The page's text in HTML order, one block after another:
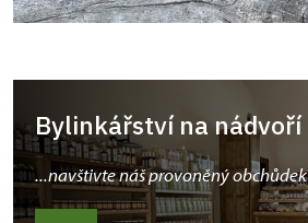
Bylinkářství na nádvoří
...navštivte náš provoněný obchůdek